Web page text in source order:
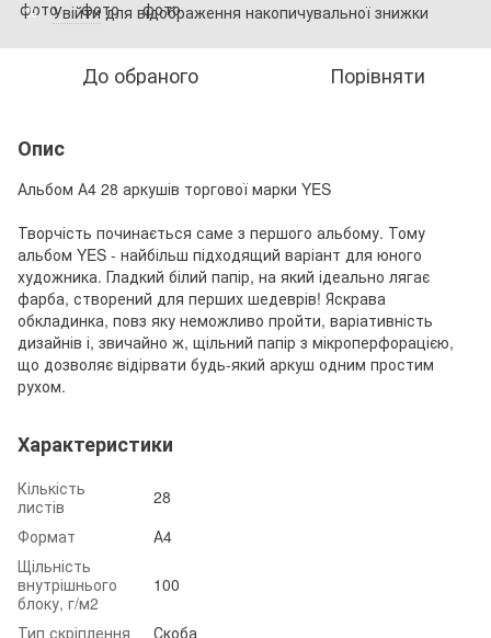
% Увійтидля відображення накопичувальної знижки
До обраного Порівняти
Опис
Альбом А4 28 аркушів торгової марки YES
Творчість починається саме з першого альбому. Тому
альбом YES - найбільш підходящий варіант для юного
художника. Гладкий білий папір, на який ідеально лягає
фарба, створений для перших шедеврів! Яскрава
обкладинка, повз яку неможливо пройти, варіативність
дизайнів і, звичайно ж, щільний папір з мікроперфорацією,
що дозволяє відірвати будь-який аркуш одним простим
рухом.
Характеристики
Кількість
листів
28
Формат
А4
Щільність
внутрішнього
блоку, г/м2
100
Тип скріплення Скоба